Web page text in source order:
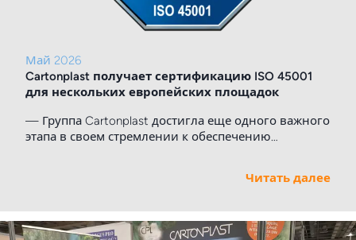
Май 2026
Cartonplast получает сертификацию ISO 45001
для нескольких европейских площадок
— Группа Cartonplast достигла еще одного важного
этапа в своем стремлении к обеспечению
поставщика многооборотной транспортной
соответствии со стандартом DIN EN ISO 45001:2023.
Читать далее